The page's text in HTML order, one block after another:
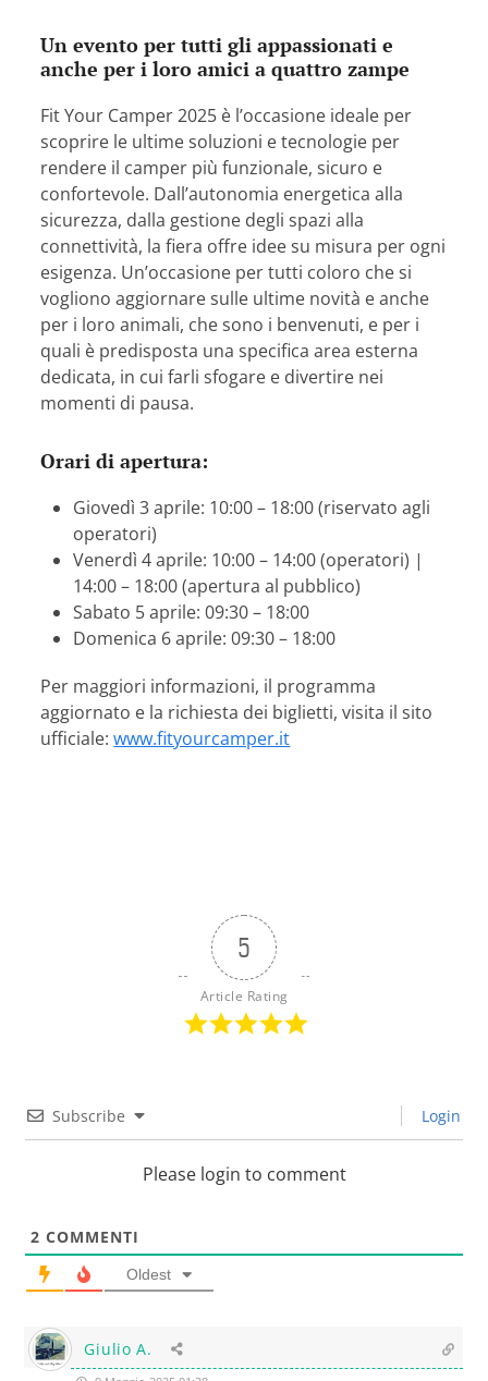
Un evento per tutti gli appassionati e
anche per i loro amici a quattro zampe
Fit Your Camper 2025 è l’occasione ideale per
scoprire le ultime soluzioni e tecnologie per
rendere il camper più funzionale, sicuro e
confortevole. Dall’autonomia energetica alla
sicurezza, dalla gestione degli spazi alla
connettività, la fiera offre idee su misura per ogni
esigenza. Un’occasione per tutti coloro che si
vogliono aggiornare sulle ultime novità e anche
per i loro animali, che sono i benvenuti, e per i
quali è predisposta una specifica area esterna
dedicata, in cui farli sfogare e divertire nei
momenti di pausa.
Orari di apertura:
Giovedì 3 aprile: 10:00 – 18:00 (riservato agli
operatori)
Venerdì 4 aprile: 10:00 – 14:00 (operatori) |
14:00 – 18:00 (apertura al pubblico)
Sabato 5 aprile: 09:30 – 18:00
Domenica 6 aprile: 09:30 – 18:00
Per maggiori informazioni, il programma
aggiornato e la richiesta dei biglietti, visita il sito
ufficiale:www.fityourcamper.it
5
Article Rating
Subscribe Login
Please login to comment
2 COMMENTI
Oldest
Giulio A.